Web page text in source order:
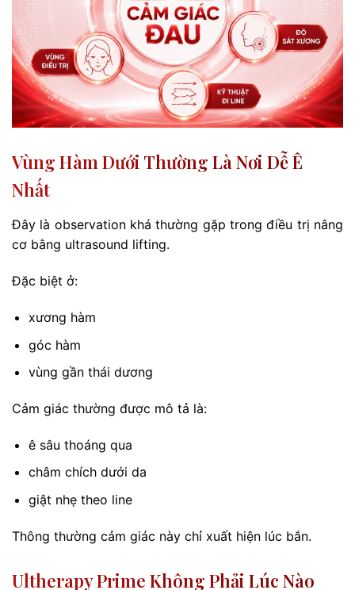
Vùng Hàm Dưới Thường Là Nơi Dễ Ê
Nhất
Đây là observation khá thường gặp trong điều trị nâng
cơ bằng ultrasound lifting.
Đặc biệt ở:
xương hàm
góc hàm
vùng gần thái dương
Cảm giác thường được mô tả là:
ê sâu thoáng qua
châm chích dưới da
giật nhẹ theo line
Thông thường cảm giác này chỉ xuất hiện lúc bắn.
Ultherapy Prime Không Phải Lúc Nào